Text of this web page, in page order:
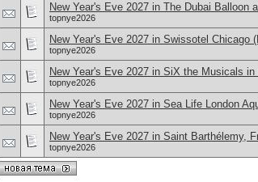
New Year's Eve 2027 in The Dubai Balloon
topnye2026
New Year's Eve 2027 in Swissotel Chicago
topnye2026
New Year's Eve 2027 in SiX the Musicals in
topnye2026
New Year's Eve 2027 in Sea Life London
topnye2026
New Year's Eve 2027 in Saint Barthélemy,
topnye2026